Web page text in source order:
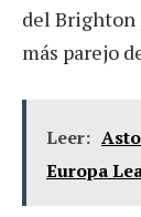
del Brighton
más parejo
Leer:
Europa